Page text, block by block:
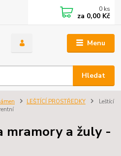
Menu
Hledat
0 ks
za 0,00 Kč
LEŠTÍCÍ PROSTŘEDKY
Leštící
mramory a žuly -